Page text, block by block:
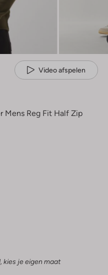
Video afspelen
Mens Reg Fit Half Zip
kies je eigen maat